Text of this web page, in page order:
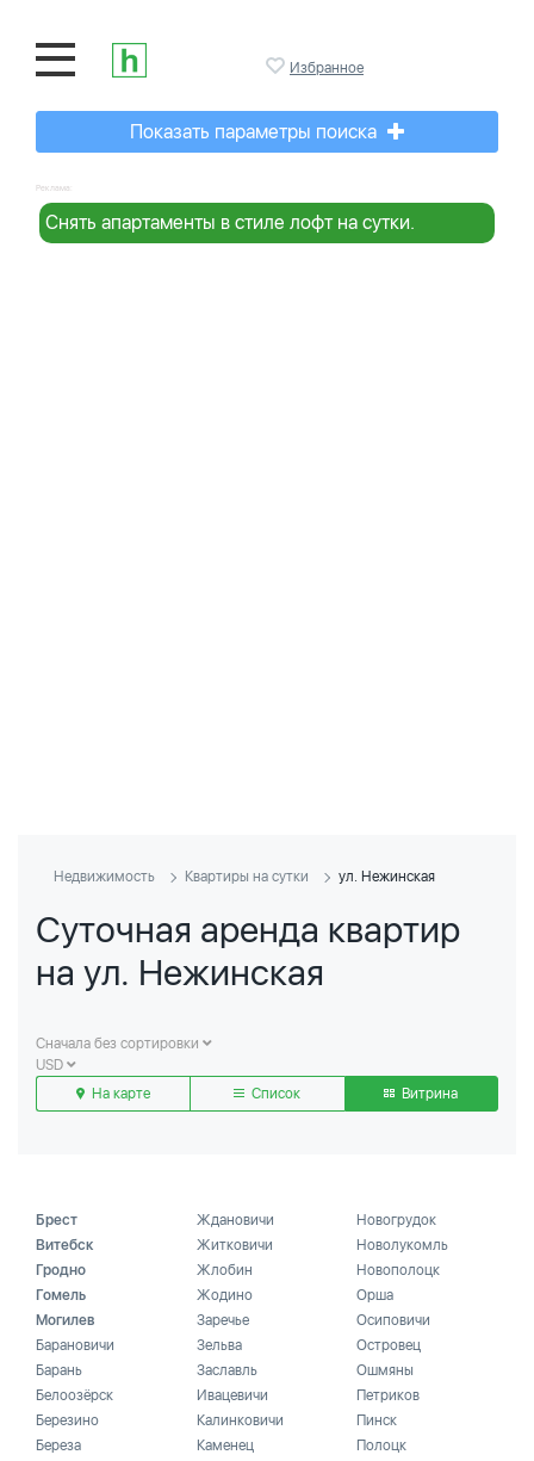
Избранное
Показать параметры поиска
Реклама:
Снять апартаменты в стиле лофт на сутки.
Недвижимость Квартиры на сутки ул. Нежинская
Суточная аренда квартир
на ул. Нежинская
Сначала без сортировки
USD
На карте
Список Витрина
Брест
Витебск
Гродно
Гомель
Могилев
Барановичи
Барань
Белоозёрск
Березино
Береза
Ждановичи
Житковичи
Жлобин
Жодино
Заречье
Зельва
Заславль
Ивацевичи
Калинковичи
Каменец
Новогрудок
Новолукомль
Новополоцк
Орша
Осиповичи
Островец
Ошмяны
Петриков
Пинск
Полоцк